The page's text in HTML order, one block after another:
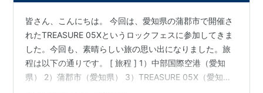
皆さん、こんにちは。 今回は、愛知県の蒲郡市で開催さ
れたTREASURE 05Xというロックフェスに参加してきま
した。今回も、素晴らしい旅の思い出になりました。旅
程は以下の通りです。 [ 旅程 ] 1）中部国際空港（愛知
県） 2）蒲郡市（愛知県） 3）TREASURE 05X（愛知